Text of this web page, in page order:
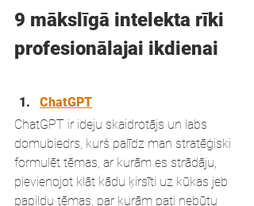
9 mākslīgā intelekta rīki
profesionālajai ikdienai
ChatGPT
ChatGPT ir ideju skaidrotājs un labs
domubiedrs, kurš palīdz man stratēģiski
formulēt tēmas, ar kurām es strādāju,
pievienojot klāt kādu ķirsīti uz kūkas jeb
papildu tēmas, par kurām pati nebūtu